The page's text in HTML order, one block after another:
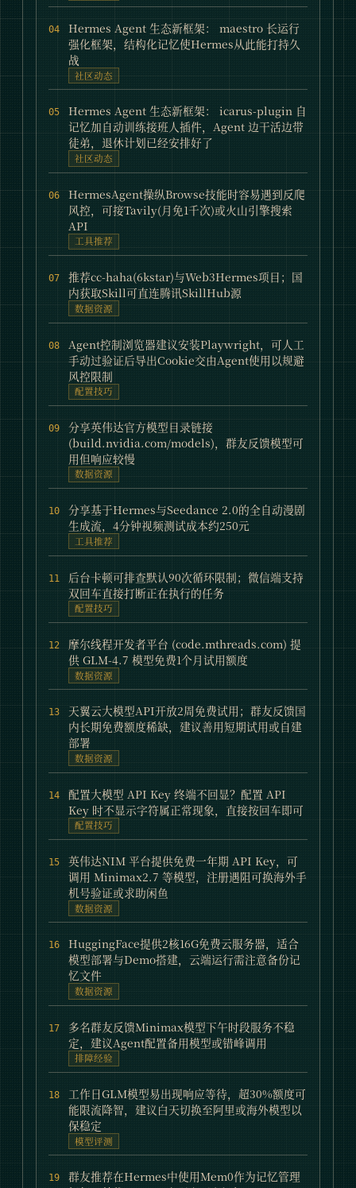
04
Hermes Agent 生态新框架： maestro 长运行
强化框架，结构化记忆使Hermes从此能打持久
战
社区动态
05
Hermes Agent 生态新框架： icarus-plugin 自
记忆加自动训练接班人插件，Agent 边干活边带
徒弟，退休计划已经安排好了
社区动态
06
HermesAgent操纵Browse技能时容易遇到反爬
风控，可接Tavily(月免1千次)或火山引擎搜索
API
工具推荐
07
推荐cc-haha(6kstar)与Web3Hermes项目；国
内获取Skill可直连腾讯SkillHub源
数据资源
08
Agent控制浏览器建议安装Playwright，可人工
手动过验证后导出Cookie交由Agent使用以规避
风控限制
配置技巧
09
分享英伟达官方模型目录链接
(build.nvidia.com/models)，群友反馈模型可
用但响应较慢
数据资源
10
分享基于Hermes与Seedance 2.0的全自动漫剧
生成流，4分钟视频测试成本约250元
工具推荐
11
后台卡顿可排查默认90次循环限制；微信端支持
双回车直接打断正在执行的任务
配置技巧
12
摩尔线程开发者平台 (code.mthreads.com) 提
供 GLM-4.7 模型免费1个月试用额度
数据资源
13
天翼云大模型API开放2周免费试用；群友反馈国
内长期免费额度稀缺，建议善用短期试用或自建
部署
数据资源
14
配置大模型 API Key 终端不回显？配置 API
Key 时不显示字符属正常现象，直接按回车即可
配置技巧
15
英伟达NIM 平台提供免费一年期 API Key，可
调用 Minimax2.7 等模型，注册遇阻可换海外手
机号验证或求助闲鱼
数据资源
16
HuggingFace提供2核16G免费云服务器，适合
模型部署与Demo搭建，云端运行需注意备份记
忆文件
数据资源
17
多名群友反馈Minimax模型下午时段服务不稳
定，建议Agent配置备用模型或错峰调用
排障经验
18
工作日GLM模型易出现响应等待，超30%额度可
能限流降智，建议白天切换至阿里或海外模型以
保稳定
模型评测
19
群友推荐在Hermes中使用Mem0作为记忆管理